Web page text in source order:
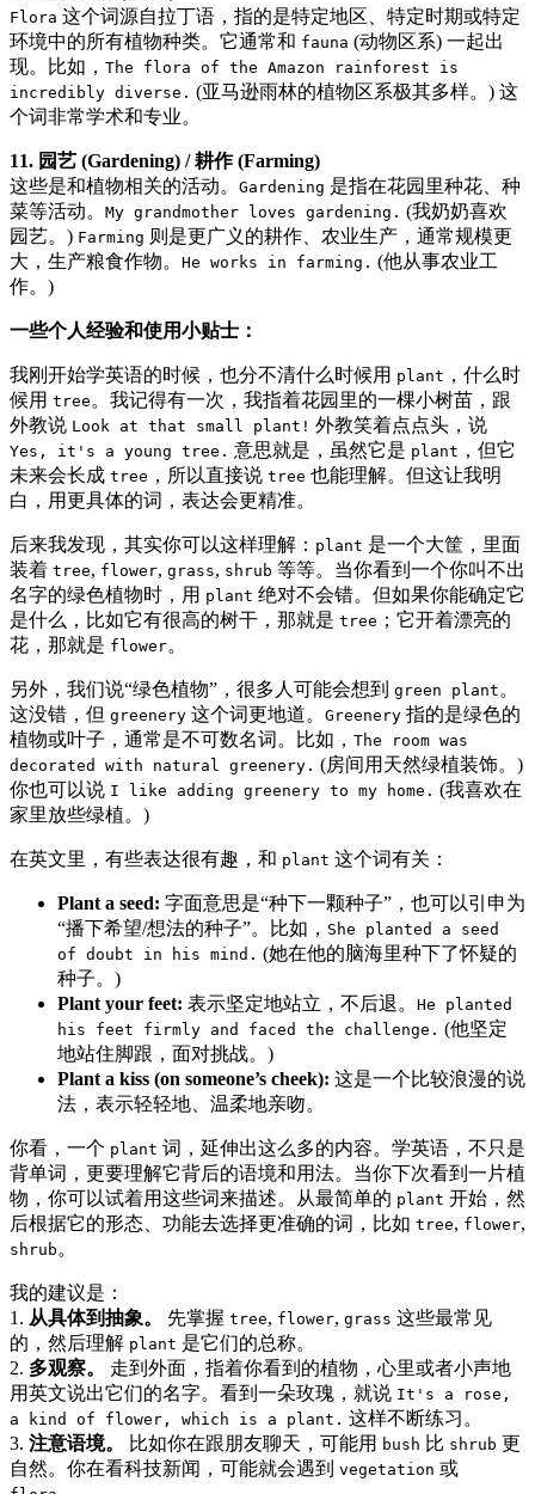
Flora 这个词源自拉丁语，指的是特定地区、特定时期或特定
环境中的所有植物种类。它通常和 fauna (动物区系) 一起出
现。比如， The flora of the Amazon rainforest is
incredibly diverse. (亚马逊雨林的植物区系极其多样。) 这
个词非常学术和专业。
11. 园艺 (Gardening) / 耕作 (Farming)
这些是和植物相关的活动。 Gardening 是指在花园里种花、种
菜等活动。 My grandmother loves gardening. (我奶奶喜欢
园艺。) Farming 则是更广义的耕作、农业生产，通常规模更
大，生产粮食作物。 He works in farming. (他从事农业工
作。)
一些个人经验和使用小贴士：
我刚开始学英语的时候，也分不清什么时候用 plant ，什么时
候用 tree 。我记得有一次，我指着花园里的一棵小树苗，跟
外教说 Look at that small plant! 外教笑着点点头，说
Yes, it's a young tree. 意思就是，虽然它是 plant ，但它
未来会长成 tree ，所以直接说 tree 也能理解。但这让我明
白，用更具体的词，表达会更精准。
后来我发现，其实你可以这样理解： plant 是一个大筐，里面
装着 tree, flower, grass, shrub 等等。当你看到一个你叫不出
名字的绿色植物时，用 plant 绝对不会错。但如果你能确定它
是什么，比如它有很高的树干，那就是 tree ；它开着漂亮的
花，那就是 flower。
另外，我们说“绿色植物”，很多人可能会想到 green plant 。
这没错，但 greenery 这个词更地道。 Greenery 指的是绿色的
植物或叶子，通常是不可数名词。比如， The room was
decorated with natural greenery. (房间用天然绿植装饰。)
你也可以说 I like adding greenery to my home. (我喜欢在
家里放些绿植。)
在英文里，有些表达很有趣，和 plant 这个词有关：
Plant a seed: 字面意思是“种下一颗种子”，也可以引申为
“播下希望/想法的种子”。比如， She planted a seed
of doubt in his mind. (她在他的脑海里种下了怀疑的
种子。)
Plant your feet: 表示坚定地站立，不后退。 He planted
his feet firmly and faced the challenge. (他坚定
地站住脚跟，面对挑战。)
Plant a kiss (on someone’s cheek): 这是一个比较浪漫的说
法，表示轻轻地、温柔地亲吻。
你看，一个 plant 词，延伸出这么多的内容。学英语，不只是
背单词，更要理解它背后的语境和用法。当你下次看到一片植
物，你可以试着用这些词来描述。从最简单的 plant 开始，然
后根据它的形态、功能去选择更准确的词，比如 tree, flower,
shrub 。
我的建议是：
1. 从具体到抽象。 先掌握 tree, flower, grass 这些最常见
的，然后理解 plant 是它们的总称。
2. 多观察。
走到外面，指着你看到的植物，心里或者小声地
用英文说出它们的名字。看到一朵玫瑰，就说 It's a rose,
a kind of flower, which is a plant. 这样不断练习。
3. 注意语境。 比如你在跟朋友聊天，可能用 bush 比 shrub 更
自然。你在看科技新闻，可能就会遇到 vegetation 或